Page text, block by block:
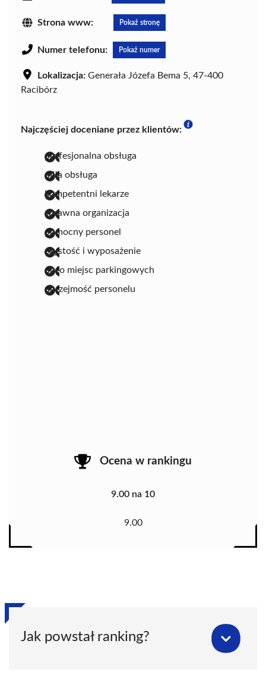
Strona www: Pokaż stronę
Numer telefonu: Pokaż numer
Lokalizacja: Generała Józefa Bema 5, 47-400
Racibórz
Najczęściej doceniane przez klientów:
profesjonalna obsługa
miła obsługa
kompetentni lekarze
sprawna organizacja
pomocny personel
czystość i wyposażenie
dużo miejsc parkingowych
uprzejmość personelu
Ocena w rankingu
9.00 na 10
9.00
Jak powstał ranking?